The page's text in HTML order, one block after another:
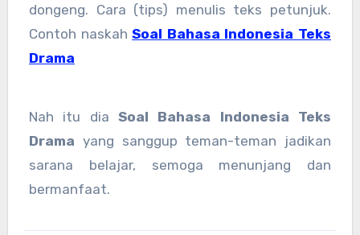
dongeng. Cara (tips) menulis teks petunjuk.
Contoh naskahSoal Bahasa Indonesia Teks
Drama
Nah itu dia Soal Bahasa Indonesia Teks
Drama yang sanggup teman-teman jadikan
sarana belajar, semoga menunjang dan
bermanfaat.